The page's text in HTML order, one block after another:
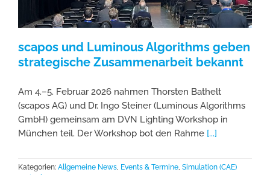
scapos und Luminous Algorithms geben
strategische Zusammenarbeit bekannt
Am 4.–5. Februar 2026 nahmen Thorsten Bathelt
(scapos AG) und Dr. Ingo Steiner (Luminous Algorithms
GmbH) gemeinsam am DVN Lighting Workshop in
München teil. Der Workshop bot den Rahme [...]
Kategorien: Allgemeine News Events & Termine Simulation (CAE)